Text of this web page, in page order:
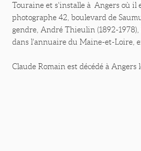
Touraine et s'installe à Angers où il
photographe 42, boulevard de
gendre, André Thieulin (1892-
dans l'annuaire du Maine-et-Loire,
Claude Romain est décédé à Angers